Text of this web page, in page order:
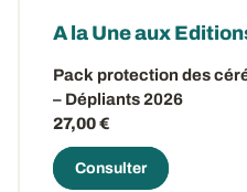
A la Une aux
Pack protection des
– Dépliants 2026
27,00 €
Consulter